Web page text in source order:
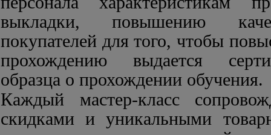
выкладки, повышению
покупателей для того, чтобы
прохождению выдается
образца о прохождении обучения.
Каждый мастер-класс
скидками и уникальными